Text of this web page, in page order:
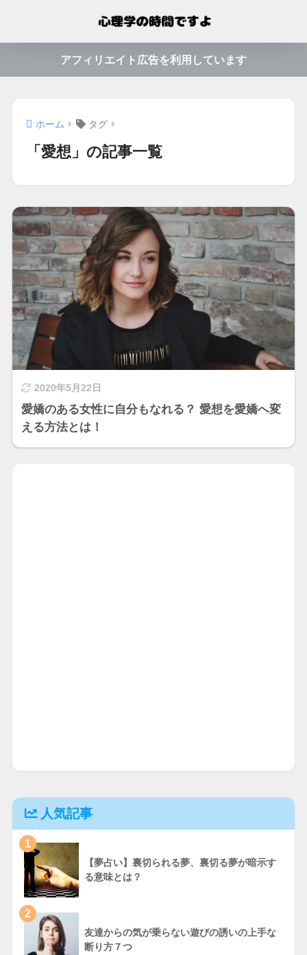
アフィリエイト広告を利用しています
ホーム タグ
「愛想」の記事一覧
2020年5月22日
愛嬌のある女性に自分もなれる？ 愛想を愛嬌へ変
える方法とは！
人気記事
1
【夢占い】裏切られる夢、裏切る夢が暗示す
る意味とは？
2
友達からの気が乗らない遊びの誘いの上手な
断り方７つ